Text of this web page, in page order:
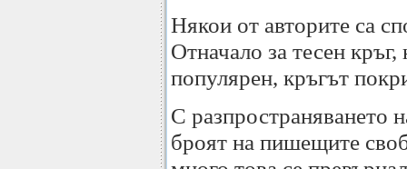
Някои от авторите са
Отначало за тесен
популярен, кръгът
С разпространяването
броят на пишещите